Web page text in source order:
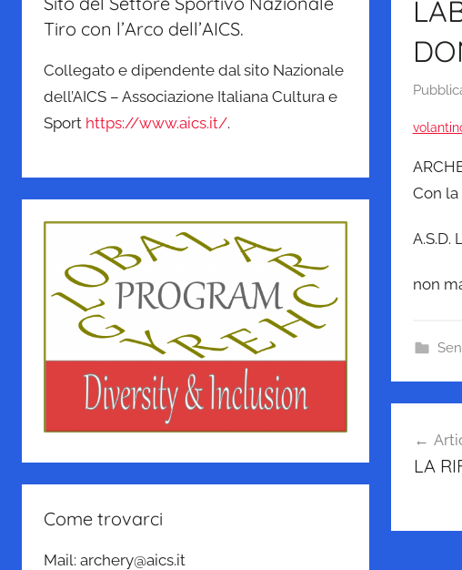
Con
A.S.D.
non
LA
Tiro con l’Arco dell’AICS.
Collegato e dipendente dal sito Nazionale
dell’AICS – Associazione Italiana Cultura e
Sport https://www.aics.it/.
Come trovarci
Mail: archery@aics.it